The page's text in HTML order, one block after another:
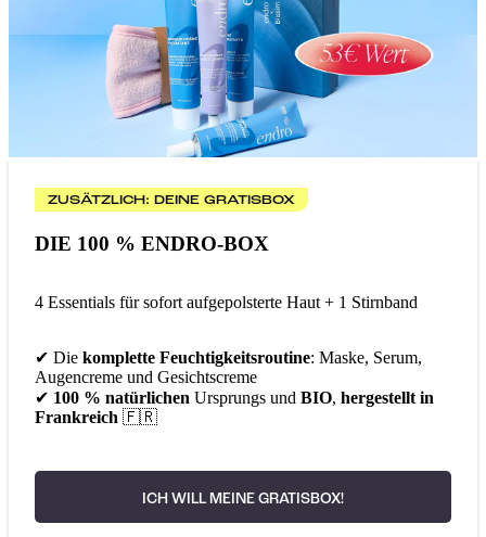
ZUSÄTZLICH: DEINE GRATISBOX
DIE 100 % ENDRO-BOX
4 Essentials für sofort aufgepolsterte Haut + 1 Stirnband
✔ Die komplette Feuchtigkeitsroutine: Maske, Serum,
Augencreme und Gesichtscreme
✔ 100 % natürlichen Ursprungs und BIO, hergestellt in
Frankreich 🇫🇷
ICH WILL MEINE GRATISBOX!